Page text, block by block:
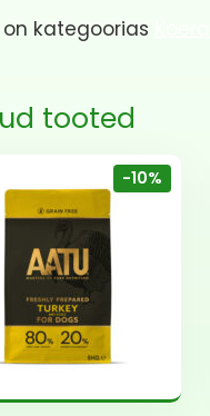
kategoorias
tooted
-10%